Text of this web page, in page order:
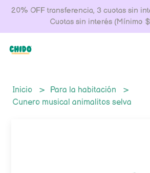
20% OFF transferencia, 3 cuotas sin
Cuotas sin interés (Mínimo
Inicio
Para la habitación
Cunero musical animalitos selva